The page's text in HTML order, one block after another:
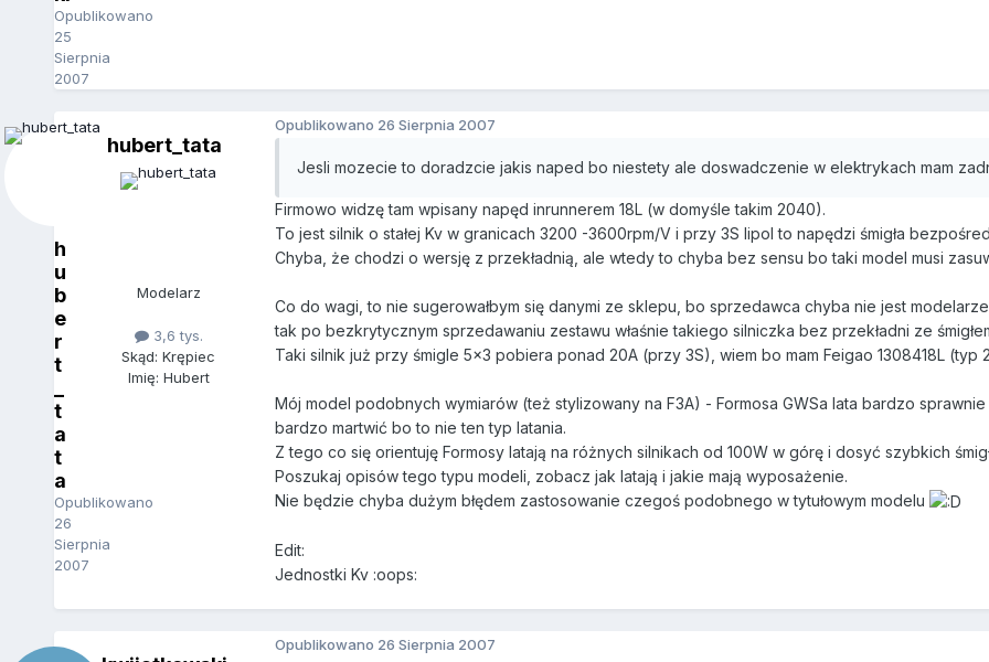
Opublikowano
25
Sierpnia
2007
h
u
b
e
r
t
t
a
t
a
Opublikowano
26
Sierpnia
2007
hubert_tata
Modelarz
3,6 tys.
Skąd: Krępiec
Imię: Hubert
Opublikowano 26 Sierpnia 2007
Jesli mozecie to doradzcie jakis naped bo niestety ale doswadczenie w elektrykach mam
Firmowo widzę tam wpisany napęd inrunnerem 18L (w domyśle takim 2040).
To jest silnik o stałej Kv w granicach 3200 -3600rpm/V i przy 3S lipol to napędzi śmigła
Chyba, że chodzi o wersję z przekładnią, ale wtedy to chyba bez sensu bo taki model musi
Co do wagi, to nie sugerowałbym się danymi ze sklepu, bo sprzedawca chyba nie jest
tak po bezkrytycznym sprzedawaniu zestawu właśnie takiego silniczka bez przekładni ze
Taki silnik już przy śmigle 5x3 pobiera ponad 20A (przy 3S), wiem bo mam Feigao 1308418L (typ
Mój model podobnych wymiarów (też stylizowany na F3A) - Formosa GWSa lata bardzo
bardzo martwić bo to nie ten typ latania.
Z tego co się orientuję Formosy latają na różnych silnikach od 100W w górę i dosyć szybkich
Poszukaj opisów tego typu modeli, zobacz jak latają i jakie mają wyposażenie.
Nie będzie chyba dużym błędem zastosowanie czegoś podobnego w tytułowym modelu
Edit:
Jednostki Kv :oops:
Opublikowano 26 Sierpnia 2007